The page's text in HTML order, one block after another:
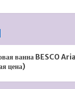
ванна BESCO
цена)